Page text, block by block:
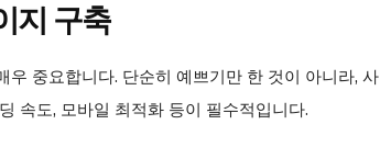
지 구축
중요합니다. 단순히 예쁘기만 한 것이 아니라, 사
속도, 모바일 최적화 등이 필수적입니다.